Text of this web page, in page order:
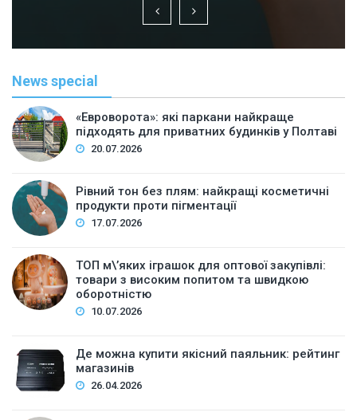
News special
«Евроворота»: які паркани найкраще
підходять для приватних будинків у Полтаві
20.07.2026
Рівний тон без плям: найкращі косметичні
продукти проти пігментації
17.07.2026
ТОП м\’яких іграшок для оптової закупівлі:
товари з високим попитом та швидкою
оборотністю
10.07.2026
Де можна купити якісний паяльник: рейтинг
магазинів
26.04.2026